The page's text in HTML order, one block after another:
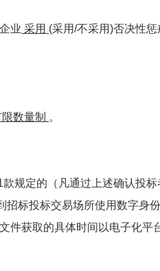
业 采用 (采用/不采用)否决性惩
数量制 。
规定的（凡通过上述确认投标
招标投标交易场所使用数字身
件获取的具体时间以电子化平